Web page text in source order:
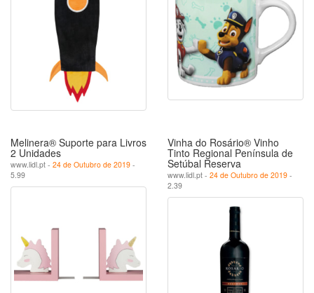
Melinera® Suporte para Livros
2 Unidades
www.lidl.pt - 24 de Outubro de 2019 -
5.99
Vinha do Rosário® Vinho
Tinto Regional Península de
Setúbal Reserva
www.lidl.pt - 24 de Outubro de 2019 -
2.39